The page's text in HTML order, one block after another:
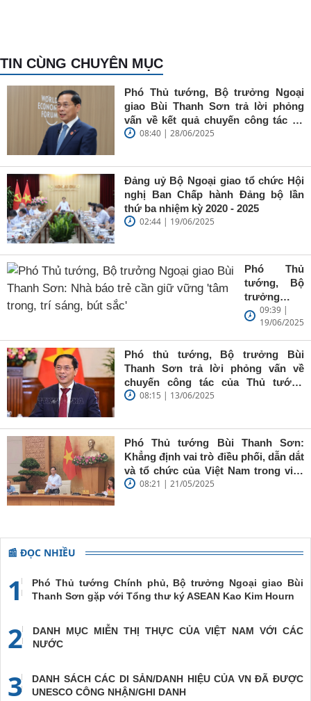
TIN CÙNG CHUYÊN MỤC
Phó Thủ tướng, Bộ trưởng Ngoại
giao Bùi Thanh Sơn trả lời phỏng
vấn về kết quả chuyến công tác tại
Trung Quốc của Thủ tướng Chính
08:40 | 28/06/2025
Đảng uỷ Bộ Ngoại giao tổ chức Hội
nghị Ban Chấp hành Đảng bộ lần
thứ ba nhiệm kỳ 2020 - 2025
02:44 | 19/06/2025
Phó Thủ
tướng, Bộ
trưởng
Ngoại giao
Bùi Thanh
Sơn: Nhà
báo trẻ cần
giữ vững
'tâm trong,
09:39 |
19/06/2025
Phó thủ tướng, Bộ trưởng Bùi
Thanh Sơn trả lời phỏng vấn về
chuyến công tác của Thủ tướng
Chính phủ đến Estonia, Pháp và
08:15 | 13/06/2025
Phó Thủ tướng Bùi Thanh Sơn:
Khẳng định vai trò điều phối, dẫn dắt
và tổ chức của Việt Nam trong việc
đề cao chủ nghĩa đa phương, đoàn
08:21 | 21/05/2025
📰 ĐỌC NHIỀU
1
Phó Thủ tướng Chính phủ, Bộ trưởng Ngoại giao Bùi
Thanh Sơn gặp với Tổng thư ký ASEAN Kao Kim Hourn
2
DANH MỤC MIỄN THỊ THỰC CỦA VIỆT NAM VỚI CÁC
NƯỚC
3
DANH SÁCH CÁC DI SẢN/DANH HIỆU CỦA VN ĐÃ ĐƯỢC
UNESCO CÔNG NHẬN/GHI DANH